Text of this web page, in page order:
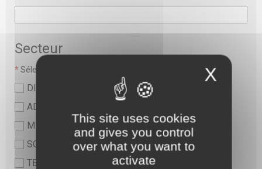
Secteur
* Sélectionner une valeur :
DIRECTION
ADMINISTRATIF
MEDICAL
SOINS ET PARAMEDICAL
TECHNIQUE ET LOGISTIQUE
X
This site uses cookies
and gives you control
over what you want to
activate